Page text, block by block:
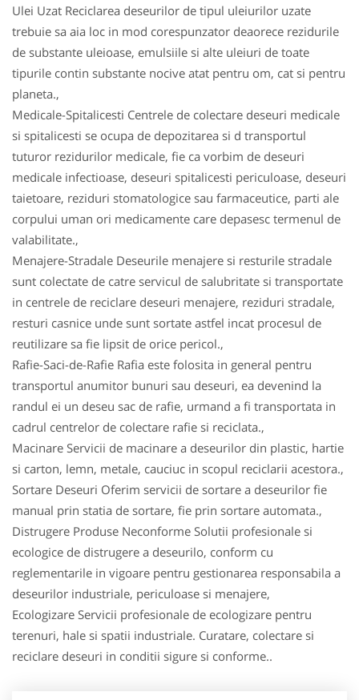
Ulei Uzat Reciclarea deseurilor de tipul uleiurilor uzate
trebuie sa aia loc in mod corespunzator deaorece rezidurile
de substante uleioase, emulsiile si alte uleiuri de toate
tipurile contin substante nocive atat pentru om, cat si pentru
planeta.,
Medicale-Spitalicesti Centrele de colectare deseuri medicale
si spitalicesti se ocupa de depozitarea si d transportul
tuturor rezidurilor medicale, fie ca vorbim de deseuri
medicale infectioase, deseuri spitalicesti periculoase, deseuri
taietoare, reziduri stomatologice sau farmaceutice, parti ale
corpului uman ori medicamente care depasesc termenul de
valabilitate.,
Menajere-Stradale Deseurile menajere si resturile stradale
sunt colectate de catre servicul de salubritate si transportate
in centrele de reciclare deseuri menajere, reziduri stradale,
resturi casnice unde sunt sortate astfel incat procesul de
reutilizare sa fie lipsit de orice pericol.,
Rafie-Saci-de-Rafie Rafia este folosita in general pentru
transportul anumitor bunuri sau deseuri, ea devenind la
randul ei un deseu sac de rafie, urmand a fi transportata in
cadrul centrelor de colectare rafie si reciclata.,
Macinare Servicii de macinare a deseurilor din plastic, hartie
si carton, lemn, metale, cauciuc in scopul reciclarii acestora.,
Sortare Deseuri Oferim servicii de sortare a deseurilor fie
manual prin statia de sortare, fie prin sortare automata.,
Distrugere Produse Neconforme Solutii profesionale si
ecologice de distrugere a deseurilo, conform cu
reglementarile in vigoare pentru gestionarea responsabila a
deseurilor industriale, periculoase si menajere,
Ecologizare Servicii profesionale de ecologizare pentru
terenuri, hale si spatii industriale. Curatare, colectare si
reciclare deseuri in conditii sigure si conforme..